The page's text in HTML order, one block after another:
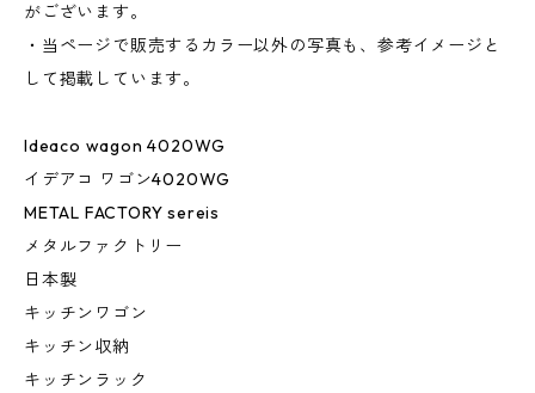
がございます。
・当ページで販売するカラー以外の写真も、参考イメージと
して掲載しています。
Ideaco wagon 4020WG
イデアコ ワゴン4020WG
METAL FACTORY sereis
メタルファクトリー
日本製
キッチンワゴン
キッチン収納
キッチンラック